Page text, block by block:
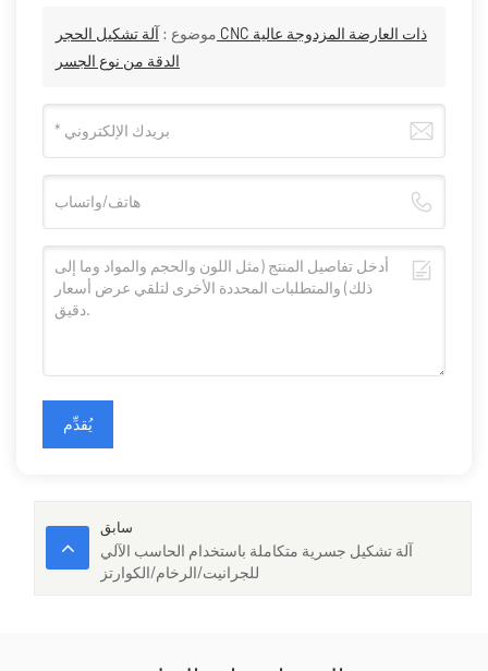
موضوع : آلة تشكيل الحجر CNC ذات العارضة المزدوجة عالية
الدقة من نوع الجسر
يُقدِّم
سابق
آلة تشكيل جسرية متكاملة باستخدام الحاسب الآلي
للجرانيت/الرخام/الكوارتز